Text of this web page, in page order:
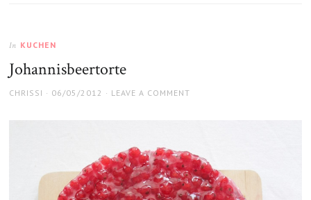
In KUCHEN
Johannisbeertorte
AUTHOR
CHRISSI
POSTED
06/05/2012 LEAVE A COMMENT